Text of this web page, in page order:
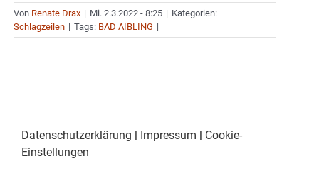
Von Renate Drax | Mi. 2.3.2022 - 8:25 | Kategorien:
Schlagzeilen | Tags: BAD AIBLING |
Datenschutzerklärung Impressum
Cookie-
Einstellungen